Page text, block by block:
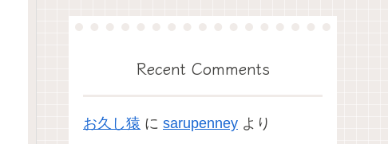
Recent Comments
お久し猿 に sarupenney より